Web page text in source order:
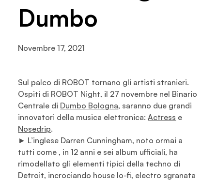
Dumbo
Novembre 17, 2021
Sul palco di ROBOT tornano gli artisti stranieri.
Ospiti di ROBOT Night, il 27 novembre nel Binario
Centrale di Dumbo Bologna, saranno due grandi
innovatori della musica elettronica:Actress e
Nosedrip.
► L’inglese Darren Cunningham, noto ormai a
tutti come , in 12 anni e sei album ufficiali, ha
rimodellato gli elementi tipici della techno di
Detroit, incrociando house lo-fi, electro sgranata